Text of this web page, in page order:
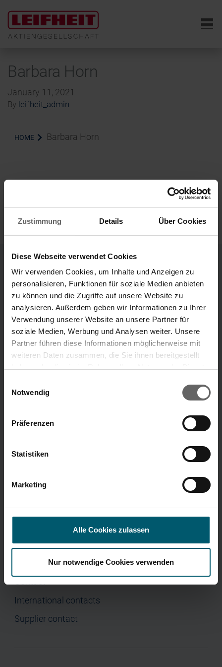
Zustimmung Details Über Cookies
Diese Webseite verwendet Cookies
Wir verwenden Cookies, um Inhalte und Anzeigen zu
personalisieren, Funktionen für soziale Medien anbieten
zu können und die Zugriffe auf unsere Website zu
analysieren. Außerdem geben wir Informationen zu Ihrer
Verwendung unserer Website an unsere Partner für
soziale Medien, Werbung und Analysen weiter. Unsere
Partner führen diese Informationen möglicherweise mit
weiteren Daten zusammen, die Sie ihnen bereitgestellt
Cookies, wenn Sie unsere Webseite weiterhin nutzen.
Notwendig
Präferenzen
Statistiken
Marketing
Alle Cookies zulassen
Nur notwendige Cookies verwenden
6
Barbara Horn
January 11, 2021
By leifheit_admin
HOME Barbara Horn
Our Brands
“Our ideas that make your life easier.”
Leifheit brand Soehnle brand
ABOUT US
Home
Investor Relations
Contact
International contacts
Supplier contact
Search suggestions